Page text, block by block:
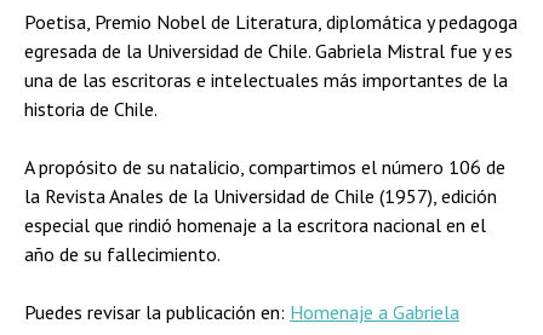
Poetisa, Premio Nobel de Literatura, diplomática y pedagoga
egresada de la Universidad de Chile. Gabriela Mistral fue y es
una de las escritoras e intelectuales más importantes de la
historia de Chile.
A propósito de su natalicio, compartimos el número 106 de
la Revista Anales de la Universidad de Chile (1957), edición
especial que rindió homenaje a la escritora nacional en el
año de su fallecimiento.
Puedes revisar la publicación en: Homenaje a Gabriela